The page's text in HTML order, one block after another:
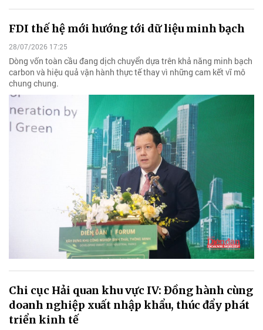
FDI thế hệ mới hướng tới dữ liệu minh bạch
28/07/2026 17:25
Dòng vốn toàn cầu đang dịch chuyển dựa trên khả năng minh bạch
carbon và hiệu quả vận hành thực tế thay vì những cam kết vĩ mô
chung chung.
Chi cục Hải quan khu vực IV: Đồng hành cùng
doanh nghiệp xuất nhập khẩu, thúc đẩy phát
triển kinh tế